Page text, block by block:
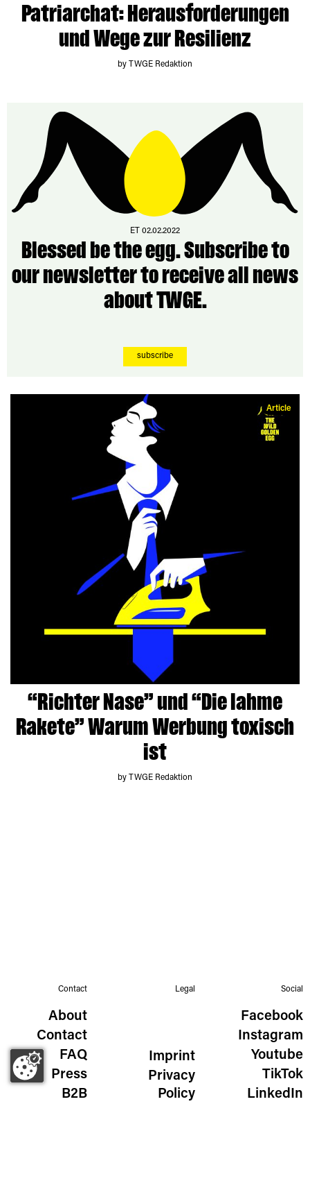
Patriarchat: Herausforderungen
und Wege zur Resilienz
by TWGE Redaktion
ET 02.02.2022
Blessed be the egg. Subscribe to
our newsletter to receive all news
about TWGE.
subscribe
Article
“Richter Nase” und “Die lahme
Rakete” Warum Werbung toxisch
ist
by TWGE Redaktion
Contact
About
Contact
FAQ
Press
B2B
Legal
Imprint
Privacy
Policy
Social
Facebook
Instagram
Youtube
TikTok
LinkedIn